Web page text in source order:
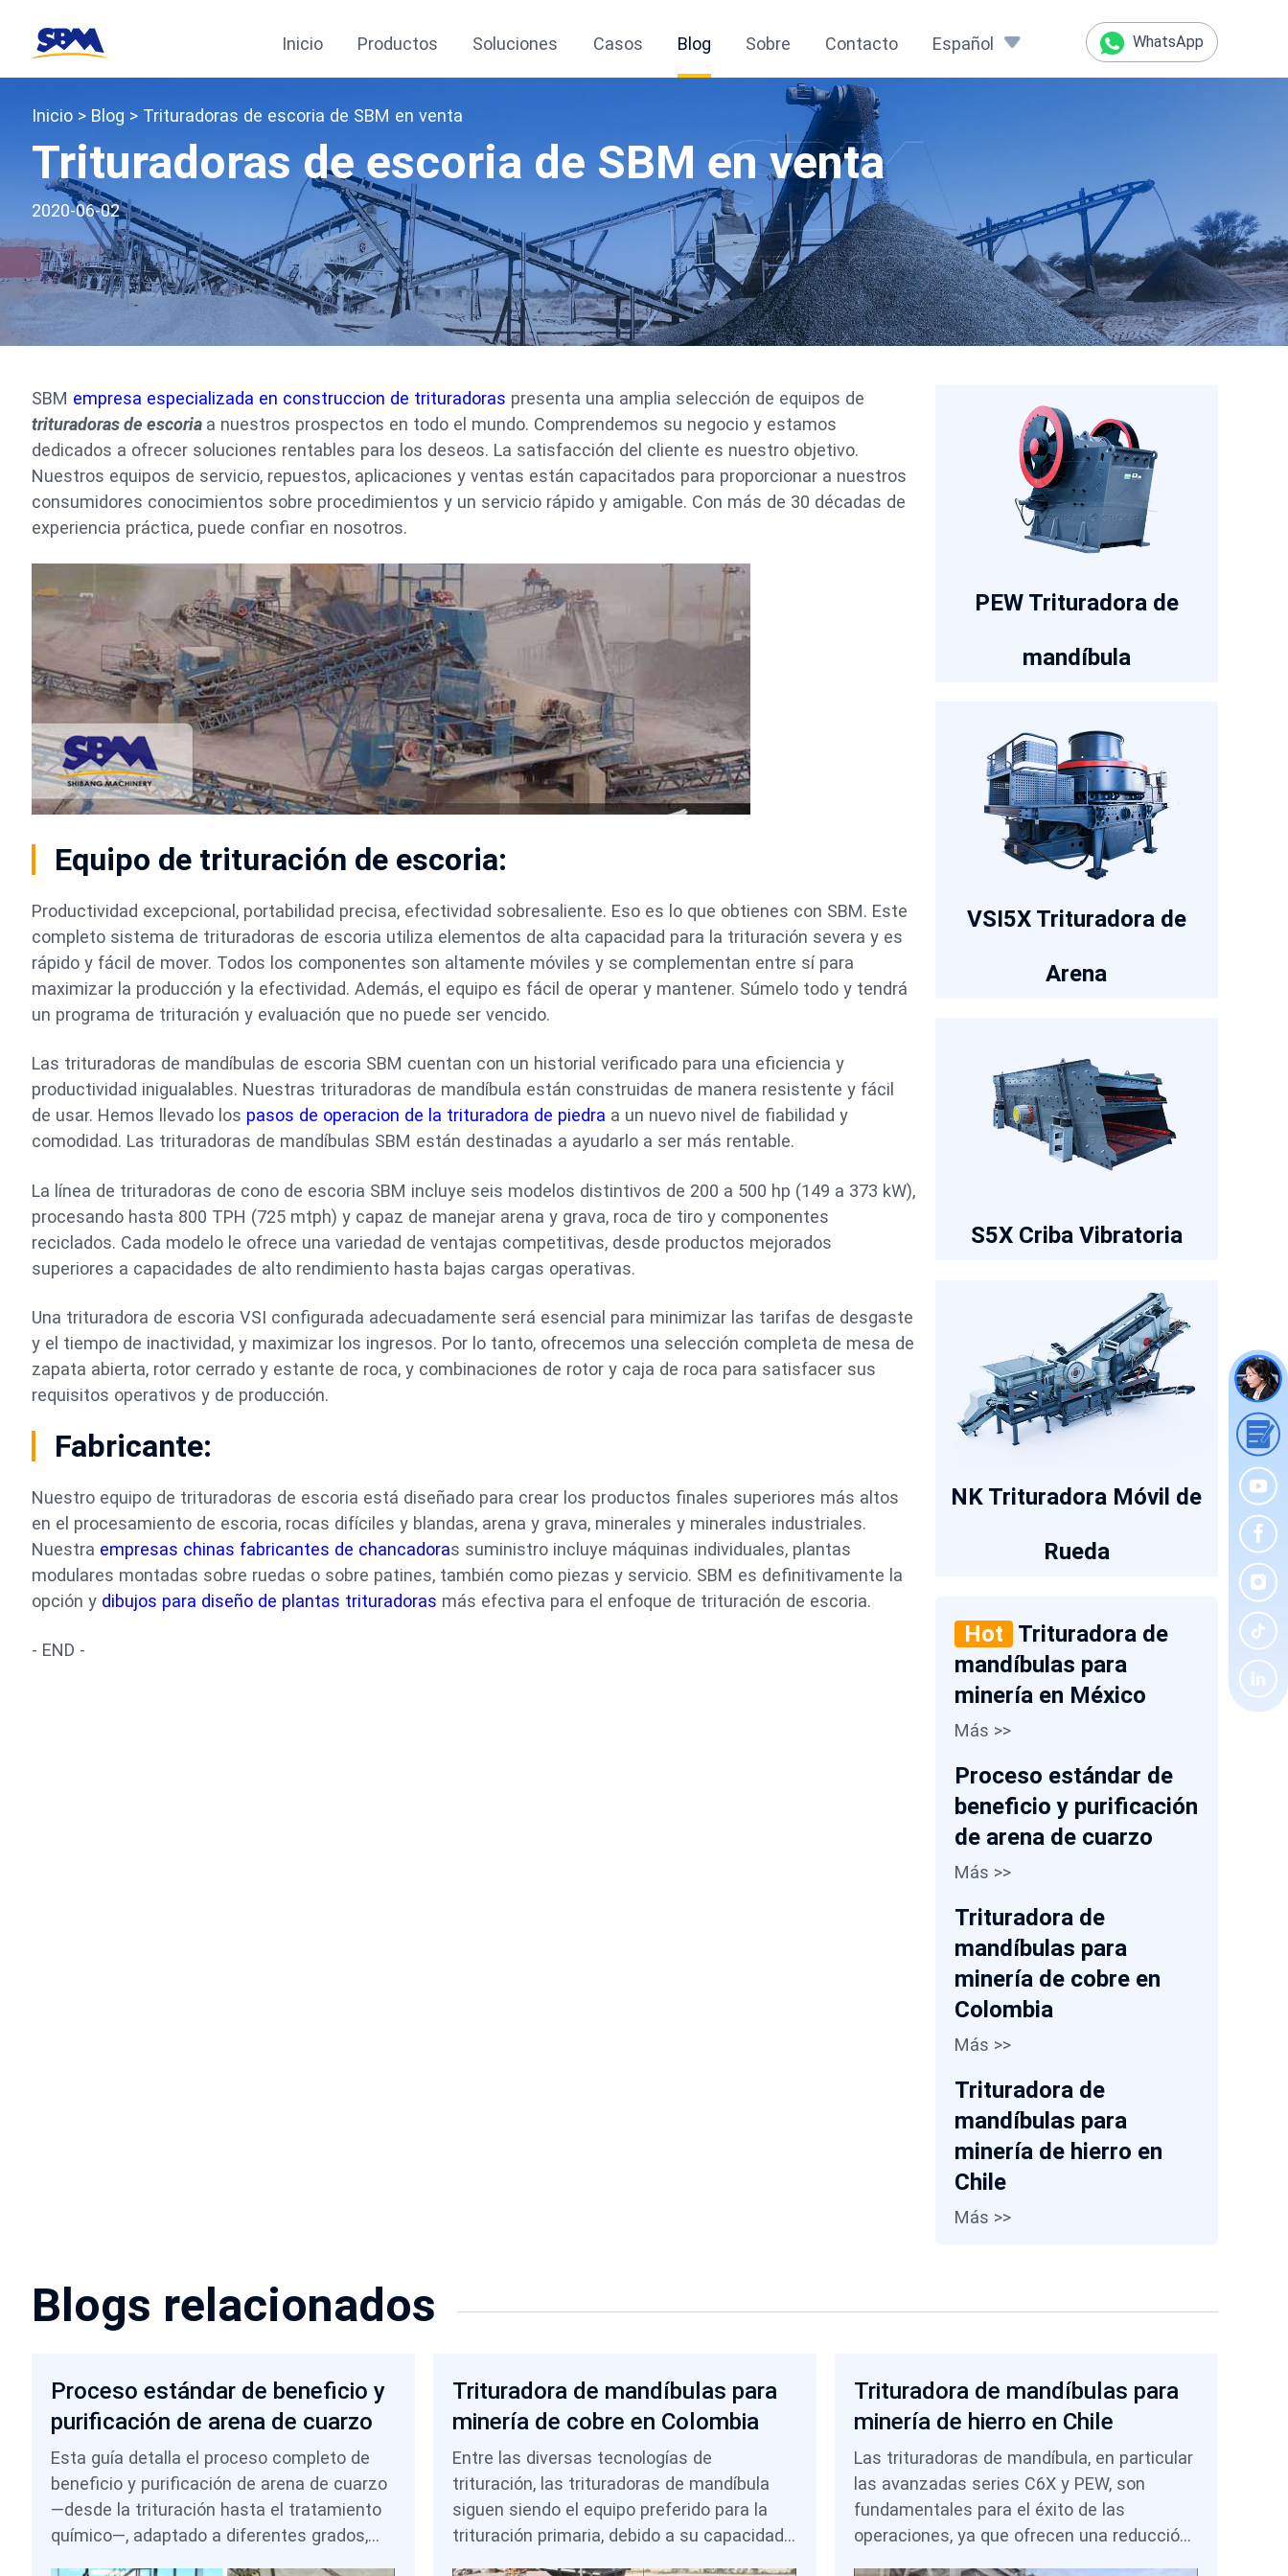
WhatsApp
Inicio Productos Soluciones Casos Blog Sobre Contacto Español
Inicio > Blog > Trituradoras de escoria de SBM en venta
Trituradoras de escoria de SBM en venta
2020-06-02
SBM empresa especializada en construccion de trituradoras presenta una amplia selección de equipos de
trituradoras de escoria a nuestros prospectos en todo el mundo. Comprendemos su negocio y estamos
dedicados a ofrecer soluciones rentables para los deseos. La satisfacción del cliente es nuestro objetivo.
Nuestros equipos de servicio, repuestos, aplicaciones y ventas están capacitados para proporcionar a nuestros
consumidores conocimientos sobre procedimientos y un servicio rápido y amigable. Con más de 30 décadas de
experiencia práctica, puede confiar en nosotros.
Equipo de trituración de escoria:
Productividad excepcional, portabilidad precisa, efectividad sobresaliente. Eso es lo que obtienes con SBM. Este
completo sistema de trituradoras de escoria utiliza elementos de alta capacidad para la trituración severa y es
rápido y fácil de mover. Todos los componentes son altamente móviles y se complementan entre sí para
maximizar la producción y la efectividad. Además, el equipo es fácil de operar y mantener. Súmelo todo y tendrá
un programa de trituración y evaluación que no puede ser vencido.
Las trituradoras de mandíbulas de escoria SBM cuentan con un historial verificado para una eficiencia y
productividad inigualables. Nuestras trituradoras de mandíbula están construidas de manera resistente y fácil
de usar. Hemos llevado los pasos de operacion de la trituradora de piedra a un nuevo nivel de fiabilidad y
comodidad. Las trituradoras de mandíbulas SBM están destinadas a ayudarlo a ser más rentable.
La línea de trituradoras de cono de escoria SBM incluye seis modelos distintivos de 200 a 500 hp (149 a 373 kW),
procesando hasta 800 TPH (725 mtph) y capaz de manejar arena y grava, roca de tiro y componentes
reciclados. Cada modelo le ofrece una variedad de ventajas competitivas, desde productos mejorados
superiores a capacidades de alto rendimiento hasta bajas cargas operativas.
Una trituradora de escoria VSI configurada adecuadamente será esencial para minimizar las tarifas de desgaste
y el tiempo de inactividad, y maximizar los ingresos. Por lo tanto, ofrecemos una selección completa de mesa de
zapata abierta, rotor cerrado y estante de roca, y combinaciones de rotor y caja de roca para satisfacer sus
requisitos operativos y de producción.
Fabricante:
Nuestro equipo de trituradoras de escoria está diseñado para crear los productos finales superiores más altos
en el procesamiento de escoria, rocas difíciles y blandas, arena y grava, minerales y minerales industriales.
Nuestra empresas chinas fabricantes de chancadoras suministro incluye máquinas individuales, plantas
modulares montadas sobre ruedas o sobre patines, también como piezas y servicio. SBM es definitivamente la
opción y dibujos para diseño de plantas trituradoras más efectiva para el enfoque de trituración de escoria.
- END -
PEW Trituradora de
mandíbula
VSI5X Trituradora de
Arena
S5X Criba Vibratoria
NK Trituradora Móvil de
Rueda
Hot
Trituradora de
mandíbulas para
minería en México
Más >>
Proceso estándar de
beneficio y purificación
de arena de cuarzo
Más >>
Trituradora de
mandíbulas para
minería de cobre en
Colombia
Más >>
Trituradora de
mandíbulas para
minería de hierro en
Chile
Más >>
Blogs relacionados
Proceso estándar de beneficio y
purificación de arena de cuarzo
Esta guía detalla el proceso completo de
beneficio y purificación de arena de cuarzo
—desde la trituración hasta el tratamiento
químico—, adaptado a diferentes grados,
Trituradora de mandíbulas para
minería de cobre en Colombia
Entre las diversas tecnologías de
trituración, las trituradoras de mandíbula
siguen siendo el equipo preferido para la
trituración primaria, debido a su capacidad
Trituradora de mandíbulas para
minería de hierro en Chile
Las trituradoras de mandíbula, en particular
las avanzadas series C6X y PEW, son
fundamentales para el éxito de las
operaciones, ya que ofrecen una reducción